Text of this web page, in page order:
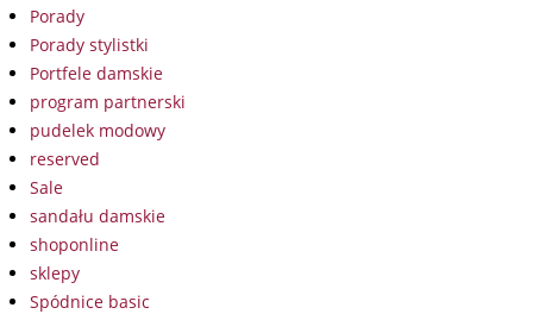
Porady
Porady stylistki
Portfele damskie
program partnerski
pudelek modowy
reserved
Sale
sandału damskie
shoponline
sklepy
Spódnice basic